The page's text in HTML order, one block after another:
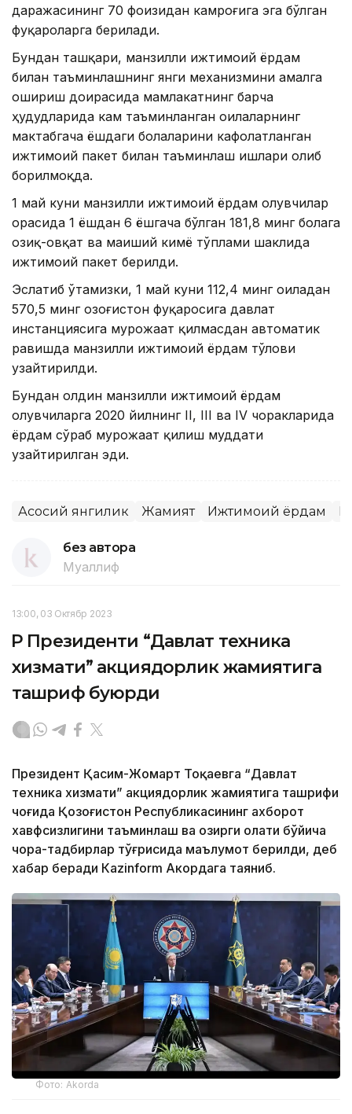
даражасининг 70 фоизидан камроғига эга бўлган
фуқароларга берилади.
Бундан ташқари, манзилли ижтимоий ёрдам
билан таъминлашнинг янги механизмини амалга
ошириш доирасида мамлакатнинг барча
ҳудудларида кам таъминланган оилаларнинг
мактабгача ёшдаги болаларини кафолатланган
ижтимоий пакет билан таъминлаш ишлари олиб
борилмоқда.
1 май куни манзилли ижтимоий ёрдам олувчилар
орасида 1 ёшдан 6 ёшгача бўлган 181,8 минг болага
озиқ-овқат ва маиший кимё тўплами шаклида
ижтимоий пакет берилди.
Эслатиб ўтамизки, 1 май куни 112,4 минг оиладан
570,5 минг Қозоғистон фуқаросига давлат
инстанциясига мурожаат қилмасдан автоматик
равишда манзилли ижтимоий ёрдам тўлови
узайтирилди.
Бундан олдин манзилли ижтимоий ёрдам
олувчиларга 2020 йилнинг II, III ва IV чоракларида
ёрдам сўраб мурожаат қилиш муддати
узайтирилган эди.
Асосий янгилик Жамият Ижтимоий ёрдам
без автора
Муаллиф
13:00, 03 Октябр 2023
ҚР Президенти “Давлат техника
хизмати” акциядорлик жамиятига
ташриф буюрди
Президент Қасим-Жомарт Тоқаевга “Давлат
техника хизмати” акциядорлик жамиятига ташрифи
чоғида Қозоғистон Республикасининг ахборот
хавфсизлигини таъминлаш ва ҳозирги ҳолати бўйича
чора-тадбирлар тўғрисида маълумот берилди, деб
хабар беради Каzinform Акордага таяниб.
Фото: Akorda